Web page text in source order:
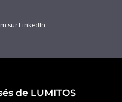
sur LinkedIn
de LUMITOS